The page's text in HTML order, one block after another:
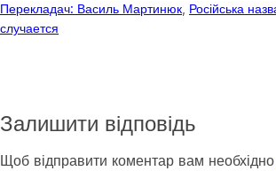
Перекладач: Василь Мартинюк Російська
случается
Залишити відповідь
Щоб відправити коментар вам необхідно